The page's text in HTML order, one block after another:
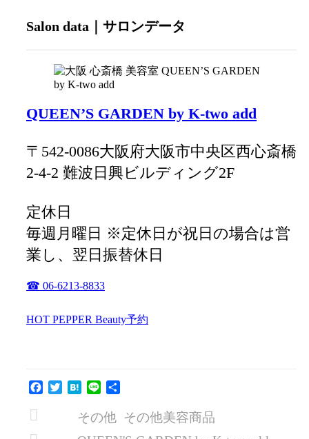
Salon data｜サロンデータ
QUEEN’S GARDEN by K-two add
〒542-0086大阪府大阪市中央区西心斎橋
2-4-2 難波日興ビルディング2F
定休日
毎週月曜日 ※定休日が祝日の場合は営
業し、翌日振替休日
☎ 06-6213-8833
HOT PEPPER Beauty予約
FacebookTwitterHatenaLine
その他 その他美容商品